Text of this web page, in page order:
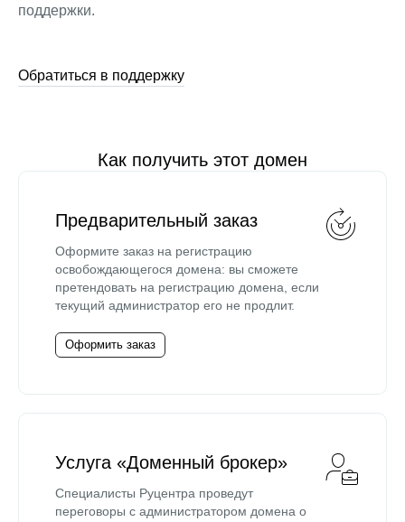
поддержки.
Обратиться в поддержку
Как получить этот домен
Предварительный заказ
Оформите заказ на регистрацию
освобождающегося домена: вы сможете
претендовать на регистрацию домена, если
текущий администратор его не продлит.
Оформить заказ
Услуга «Доменный брокер»
Специалисты Руцентра проведут
переговоры с администратором домена о